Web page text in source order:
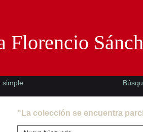
"La colección se encuentra
Florencio
simple